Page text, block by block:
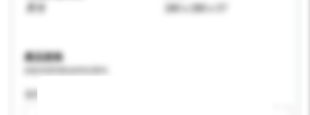
280 x 280 x 37
產品規格